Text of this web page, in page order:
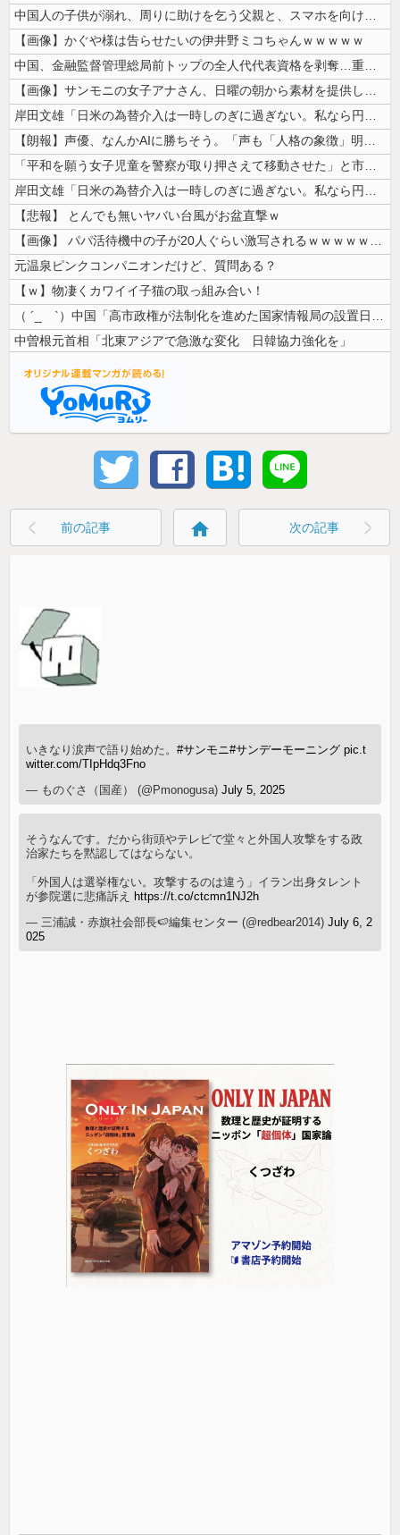
中国人の子供が溺れ、周りに助けを乞う父親と、スマホを向けてインプレ稼ぎ...
【画像】かぐや様は告らせたいの伊井野ミコちゃんｗｗｗｗｗ
中国、金融監督管理総局前トップの全人代代表資格を剥奪…重大な規律違反で...
【画像】サンモニの女子アナさん、日曜の朝から素材を提供してしまう
岸田文雄「日米の為替介入は一時しのぎに過ぎない。私なら円を強くすること...
【朗報】声優、なんかAIに勝ちそう。「声も「人格の象徴」明記、法務省」
「平和を願う女子児童を警察が取り押さえて移動させた」と市民団体が告発、...
岸田文雄「日米の為替介入は一時しのぎに過ぎない。私なら円を強くすること...
【悲報】 とんでも無いヤバい台風がお盆直撃ｗ
【画像】 パパ活待機中の子が20人ぐらい激写されるｗｗｗｗｗｗｗｗｗｗ...
元温泉ピンクコンパニオンだけど、質問ある？
【ｗ】物凄くカワイイ子猫の取っ組み合い！
（ ´_ゝ`）中国「高市政権が法制化を進めた国家情報局の設置日が7月3...
中曽根元首相「北東アジアで急激な変化 日韓協力強化を」
前の記事 home 次の記事
いきなり涙声で語り始めた。#サンモニ#サンデーモーニング pic.t
witter.com/TIpHdq3Fno
— ものぐさ（国産） (@Pmonogusa)July 5, 2025
そうなんです。だから街頭やテレビで堂々と外国人攻撃をする政
治家たちを黙認してはならない。
「外国人は選挙権ない。攻撃するのは違う」イラン出身タレント
が参院選に悲痛訴え
https://t.co/ctcmn1NJ2h
— 三浦誠・赤旗社会部長🍉編集センター (@redbear2014)July 6, 2
025